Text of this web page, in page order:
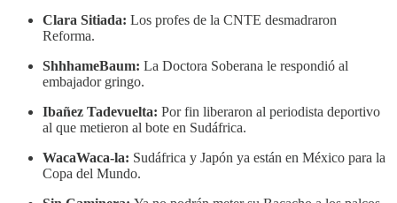
Clara Sitiada: Los profes de la CNTE desmadraron
Reforma.
ShhhameBaum: La Doctora Soberana le respondió al
embajador gringo.
Ibañez Tadevuelta: Por fin liberaron al periodista deportivo
al que metieron al bote en Sudáfrica.
WacaWaca-la: Sudáfrica y Japón ya están en México para la
Copa del Mundo.